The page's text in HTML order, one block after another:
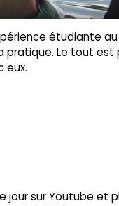
étudiante
pratique. Le tout
eux.
jour sur Youtube